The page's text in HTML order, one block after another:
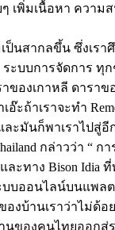
ๆ เพิ่มเนื้อหา ค
ป็นสากลขึ้น ซึ่ง
บการจัดการ ทุ
องเกาหลี ดาร
ะถ้าเราจะทำ
ะมันก็พาเราไป
กล่าวว่า “
ะทาง Bison
ออนไลน์บนแพ
งบ้านเราว่าไม่
องคนไทยออกสู่